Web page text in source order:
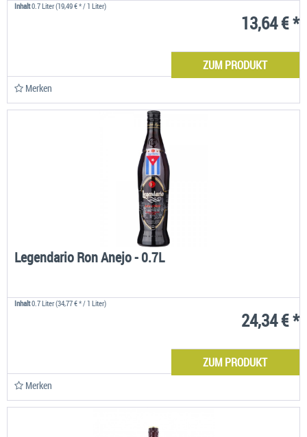
Inhalt0.7 Liter(19,49 € * / 1 Liter)
13,64 € *
ZUM PRODUKT
Merken
Legendario Ron Anejo - 0.7L
Inhalt0.7 Liter(34,77 € * / 1 Liter)
24,34 € *
ZUM PRODUKT
Merken